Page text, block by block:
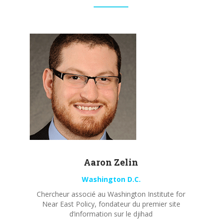
Aaron Zelin
Washington D.C.
Chercheur associé au Washington Institute for
Near East Policy, fondateur du premier site
d’information sur le djihad